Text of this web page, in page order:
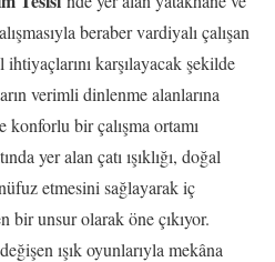
beraber vardiyalı çalışan
karşılayacak şekilde
verimli dinlenme alanlarına
konforlu bir çalışma ortamı
yer alan çatı ışıklığı, doğal
etmesini sağlayarak iç
bir unsur olarak öne çıkıyor.
ışık oyunlarıyla mekâna